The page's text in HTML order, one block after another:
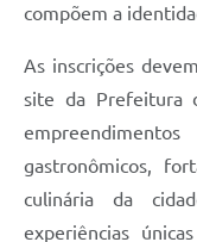
compõem a
As inscrições
site da Prefeitura
gastronômicos,
culinária da
experiências